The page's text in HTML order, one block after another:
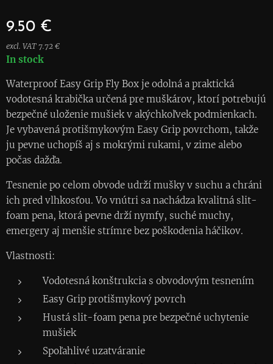
9.50 €
excl. VAT 7.72 €
In stock
Waterproof Easy Grip Fly Box je odolná a praktická
vodotesná krabička určená pre muškárov, ktorí potrebujú
bezpečné uloženie mušiek v akýchkoľvek podmienkach.
Je vybavená protišmykovým Easy Grip povrchom, takže
ju pevne uchopíš aj s mokrými rukami, v zime alebo
počas dažďa.
Tesnenie po celom obvode udrží mušky v suchu a chráni
ich pred vlhkosťou. Vo vnútri sa nachádza kvalitná slit-
foam pena, ktorá pevne drží nymfy, suché muchy,
emergery aj menšie strímre bez poškodenia háčikov.
Vlastnosti:
Vodotesná konštrukcia s obvodovým tesnením
Easy Grip protišmykový povrch
Hustá slit-foam pena pre bezpečné uchytenie
mušiek
Spoľahlivé uzatváranie